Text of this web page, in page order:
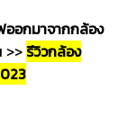
ออกมาจากกล้อง
>>รีวิวกล้อง